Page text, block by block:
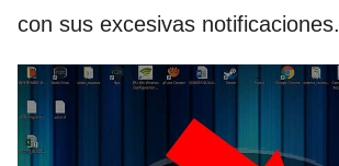
con sus excesivas notificaciones.